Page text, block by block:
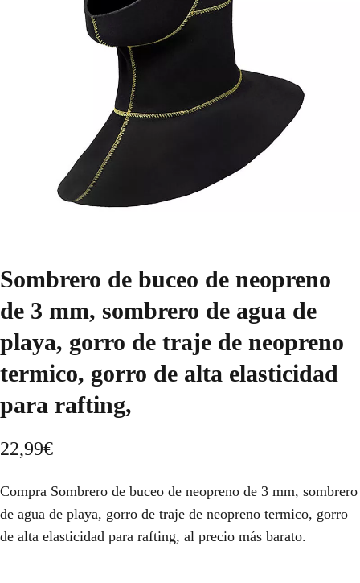
Sombrero de buceo de neopreno
de 3 mm, sombrero de agua de
playa, gorro de traje de neopreno
termico, gorro de alta elasticidad
para rafting,
22,99€
Compra Sombrero de buceo de neopreno de 3 mm, sombrero
de agua de playa, gorro de traje de neopreno termico, gorro
de alta elasticidad para rafting, al precio más barato.